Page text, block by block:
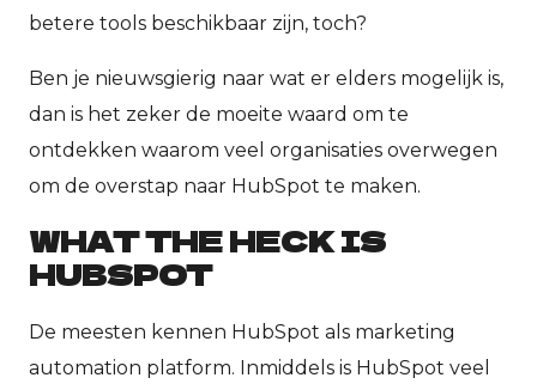
betere tools beschikbaar zijn, toch?
Ben je nieuwsgierig naar wat er elders mogelijk is,
dan is het zeker de moeite waard om te
ontdekken waarom veel organisaties overwegen
om de overstap naar HubSpot te maken.
WHAT THE HECK IS
HUBSPOT
De meesten kennen HubSpot als marketing
automation platform. Inmiddels is HubSpot veel